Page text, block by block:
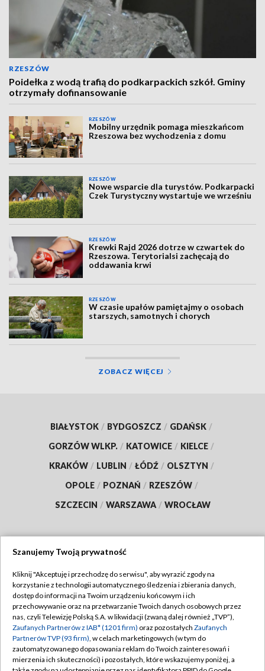
RZESZÓW
Poidełka z wodą trafią do podkarpackich szkół. Gminy
otrzymały dofinansowanie
RZESZÓW
Mobilny urzędnik pomaga mieszkańcom
Rzeszowa bez wychodzenia z domu
RZESZÓW
Nowe wsparcie dla turystów. Podkarpacki
Czek Turystyczny wystartuje we wrześniu
RZESZÓW
Krewki Rajd 2026 dotrze w czwartek do
Rzeszowa. Terytorialsi zachęcają do
oddawania krwi
RZESZÓW
W czasie upałów pamiętajmy o osobach
starszych, samotnych i chorych
ZOBACZ WIĘCEJ
BIAŁYSTOK / BYDGOSZCZ / GDAŃSK /
GORZÓW WLKP. / KATOWICE / KIELCE /
KRAKÓW / LUBLIN / ŁÓDŹ / OLSZTYN /
OPOLE / POZNAŃ / RZESZÓW /
SZCZECIN / WARSZAWA / WROCŁAW
TVP
Abonament TVP
Emisja w TVP
Centrum informacji TVP
Naziemna Telewizja Cyfrowa
Regulamin TVP
Polityka prywatności
Moje zgody
Pomoc
Szanujemy Twoją prywatność
Kliknij "Akceptuję i przechodzę do serwisu", aby wyrazić zgody na
korzystanie z technologii automatycznego śledzenia i zbierania danych,
dostęp do informacji na Twoim urządzeniu końcowym i ich
przechowywanie oraz na przetwarzanie Twoich danych osobowych przez
nas, czyli Telewizję Polską S.A. w likwidacji (zwaną dalej również „TVP”),
Zaufanych Partnerów z IAB* (1201 firm) oraz pozostałych Zaufanych
Partnerów TVP (93 firm), w celach marketingowych (w tym do
zautomatyzowanego dopasowania reklam do Twoich zainteresowań i
mierzenia ich skuteczności) i pozostałych, które wskazujemy poniżej, a